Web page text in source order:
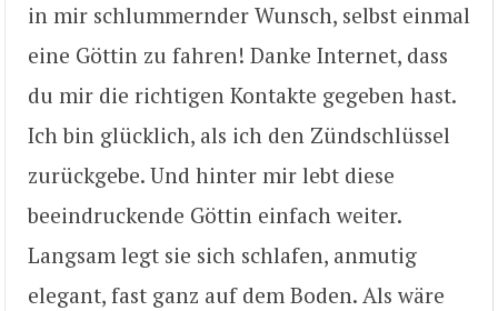
in mir schlummernder Wunsch, selbst einmal
eine Göttin zu fahren! Danke Internet, dass
du mir die richtigen Kontakte gegeben hast.
Ich bin glücklich, als ich den Zündschlüssel
zurückgebe. Und hinter mir lebt diese
beeindruckende Göttin einfach weiter.
Langsam legt sie sich schlafen, anmutig
elegant, fast ganz auf dem Boden. Als wäre